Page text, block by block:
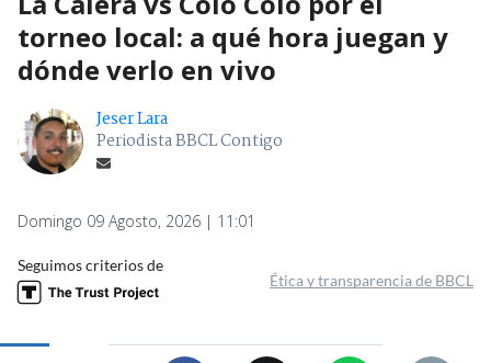
torneo local: a qué hora juegan y
dónde verlo en vivo
Jeser Lara
Periodista BBCL Contigo
Domingo 09 Agosto, 2026 | 11:01
Seguimos criterios de
Ética y transparencia de BBCL